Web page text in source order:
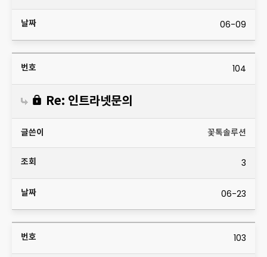
06-09
104
Re: 인트라넷문의
꽃톡솔루션
3
06-23
103